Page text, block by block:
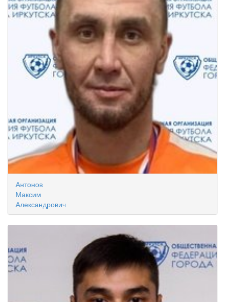
Антонов
Максим
Александрович